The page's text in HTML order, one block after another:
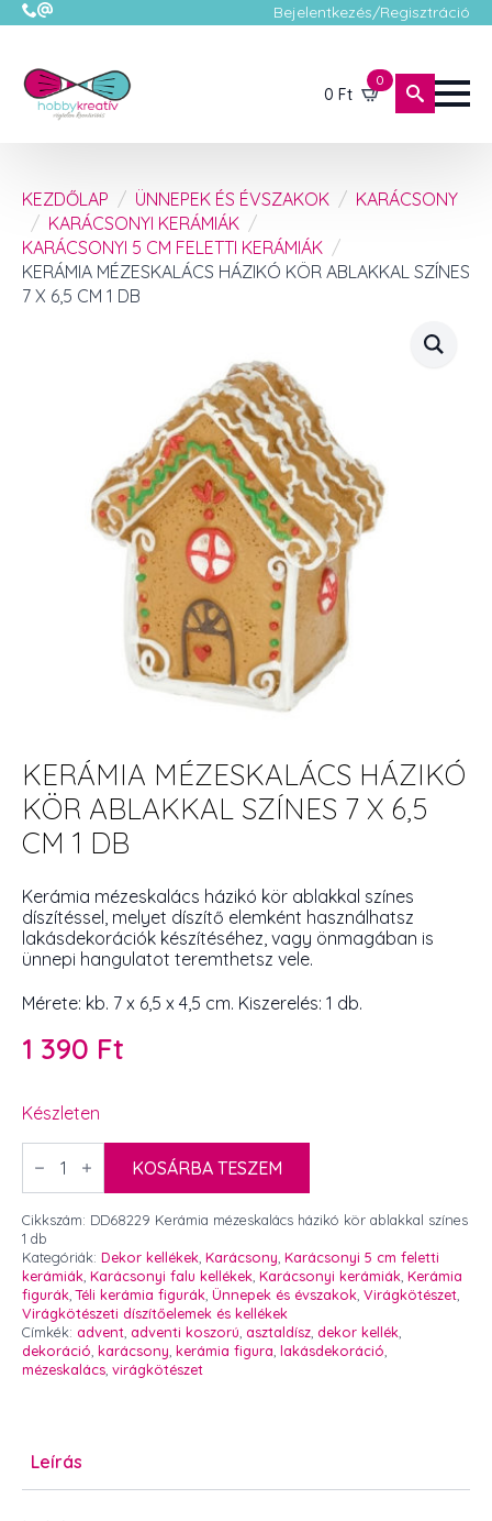
Bejelentkezés/Regisztráció
0 Ft
0
KEZDŐLAP ÜNNEPEK ÉS ÉVSZAKOK
KARÁCSONY
KARÁCSONYI KERÁMIÁK
KARÁCSONYI 5 CM FELETTI KERÁMIÁK
KERÁMIA MÉZESKALÁCS HÁZIKÓ KÖR ABLAKKAL SZÍNES
7 X 6,5 CM 1 DB
KERÁMIA MÉZESKALÁCS HÁZIKÓ
KÖR ABLAKKAL SZÍNES 7 X 6,5
CM 1 DB
Kerámia mézeskalács házikó kör ablakkal színes
díszítéssel, melyet díszítő elemként használhatsz
lakásdekorációk készítéséhez, vagy önmagában is
ünnepi hangulatot teremthetsz vele.
Mérete: kb. 7 x 6,5 x 4,5 cm. Kiszerelés: 1 db.
1 390 Ft
Készleten
Kerámia
mézeskalács
ablakkal
színes
7
x
6,5
cm
1
db
mennyiség
KOSÁRBA TESZEM
Cikkszám: DD68229 Kerámia mézeskalács házikó kör ablakkal színes
1 db
Kategóriák: Dekor kellékek, Karácsony, Karácsonyi 5 cm feletti
kerámiák, Karácsonyi falu kellékek, Karácsonyi kerámiák, Kerámia
figurák,Téli kerámia figurák, Ünnepek és évszakok, Virágkötészet,
Virágkötészeti díszítőelemek és kellékek
Címkék: advent, adventi koszorú, asztaldísz, dekor kellék,
dekoráció, karácsony, kerámia figura, lakásdekoráció,
mézeskalács, virágkötészet
Leírás